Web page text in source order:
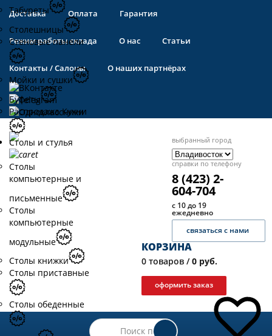
Доставка Оплата Гарантия
Режим работы склада О нас Статьи
Контакты / Салоны О наших партнёрах
выбранный город
справки по телефону
8 (423) 2-
604-704
с 10 до 19
ежедневно
связаться с нами
КОРЗИНА
0 товаров / 0 руб.
оформить заказ
Табуреты
Столешницы
Стеновые панели
Мойки и сушки
Буфеты
Распродажа Кухни
Столы и стулья
Столы
компьютерные и
письменные
Столы
компьютерные
модульные
Столы книжки
Столы приставные
Столы обеденные